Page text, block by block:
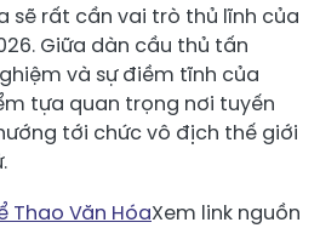
sẽ rất cần vai trò thủ lĩnh của
Giữa dàn cầu thủ tấn
và sự điềm tĩnh của
tựa quan trọng nơi tuyến
tới chức vô địch thế giới
Thao Văn HóaXem link nguồn